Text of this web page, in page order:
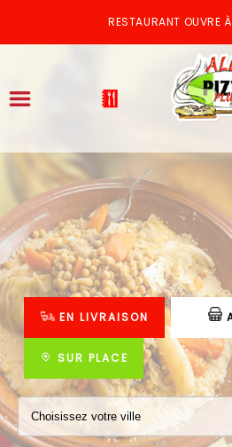
RESTAURANT OUVRE
ACCUEIL
LA CARTE
VOTRE COMPTE
NOTRE RESTAURANT
VOS AVIS
MENTIONS LÉGALES
EN LIVRAISON
SUR PLACE